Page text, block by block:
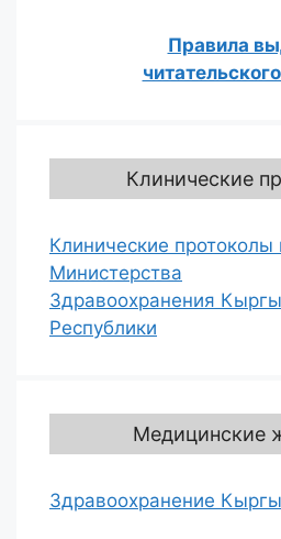
Правила
Клинические
Клинические протоколы
Министерства
Здравоохранения
Республики
Медицинские
Здравоохранение